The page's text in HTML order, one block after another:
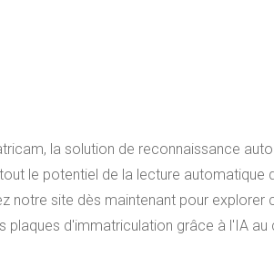
la solution de reconnaissance
le potentiel de la lecture
notre site dès maintenant pour
plaques d'immatriculation grâce à l'IA